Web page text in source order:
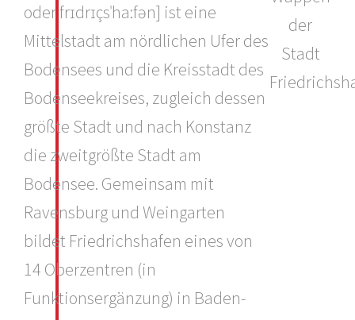
oder frɪdrɪçsˈhaːfən] ist eine
Mittelstadt am nördlichen Ufer des
Bodensees und die Kreisstadt des
Bodenseekreises, zugleich dessen
größte Stadt und nach Konstanz
die zweitgrößte Stadt am
Bodensee. Gemeinsam mit
Ravensburg und Weingarten
bildet Friedrichshafen eines von
14 Oberzentren (in
Funktionsergänzung) in Baden-